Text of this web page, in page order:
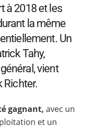
à 2018 et les
la même
Un
Tahy,
vient
Richter.
gagnant, avec un
et un